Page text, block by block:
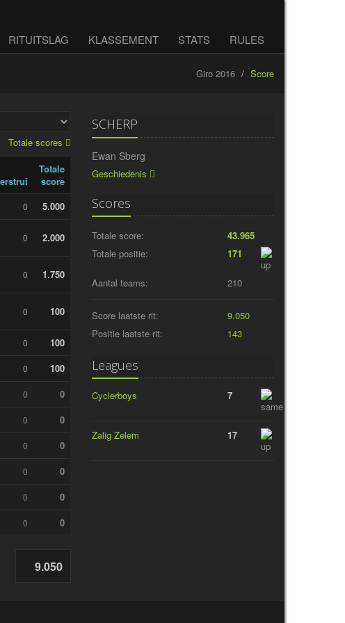
RITUITSLAG KLASSEMENT STATS RULES
Giro 2016 Score
SCHERP
Ewan Sberg
Geschiedenis
Scores
Totale score:
43.965
Totale positie:
171
Aantal teams: 210
Score laatste rit:
9.050
Positie laatste rit:
143
Leagues
Cyclerboys 7
Zalig Zelem 17
Totale scores
Totale
score
0 5.000
0 2.000
0 1.750
0 100
0
100
0
100
0
0
0
0
0
0
0
0
0
0
0 0
9.050